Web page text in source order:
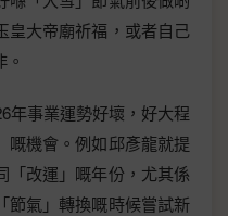
皇大帝廟祈福，或者自己
年事業運勢好壞，好大程
嘅機會。例如邱彥龍就提
「改運」嘅年份，尤其係
節氣」轉換嘅時候嘗試新